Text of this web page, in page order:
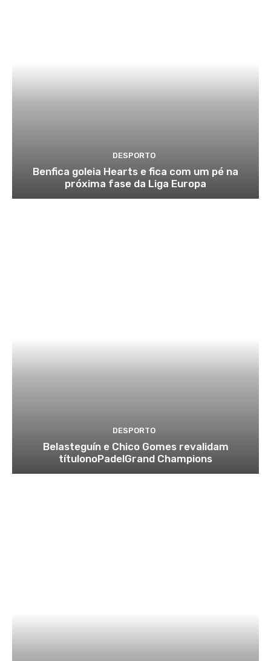
DESPORTO
Benfica goleia Hearts e fica com um pé na
próxima fase da Liga Europa
DESPORTO
Belasteguín e Chico Gomes revalidam
títulonoPadelGrand Champions